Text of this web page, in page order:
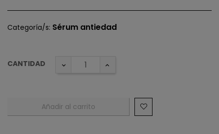
Categoría/s: Sérum antiedad
CANTIDAD
Añadir al carrito